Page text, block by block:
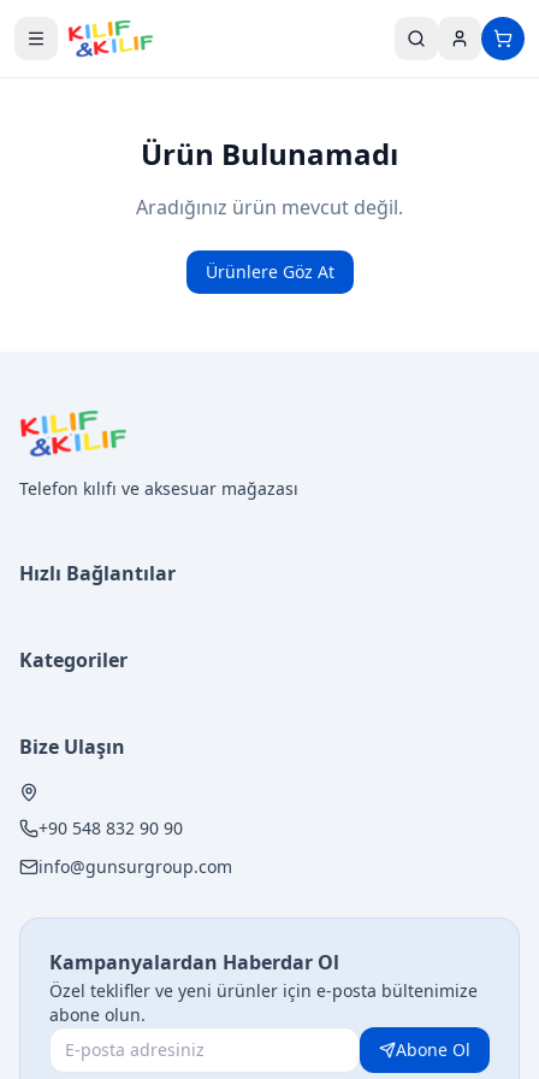
Ürün Bulunamadı
Aradığınız ürün mevcut değil.
Ürünlere Göz At
Telefon kılıfı ve aksesuar mağazası
Hızlı Bağlantılar
Kategoriler
Bize Ulaşın
+90 548 832 90 90
info@gunsurgroup.com
Kampanyalardan Haberdar Ol
Özel teklifler ve yeni ürünler için e-posta bültenimize
abone olun.
Abone Ol